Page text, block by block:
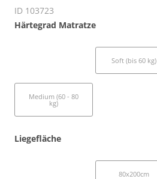
ID 103723
Härtegrad Matratze
Soft (bis 60 kg)
Medium (60 - 80
kg)
Liegefläche
80x200cm